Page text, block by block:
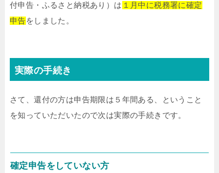
付申告・ふるさと納税あり）は １月中に税務署に確定
申告をしました。
実際の手続き
さて、還付の方は申告期限は５年間ある、ということ
を知っていただいたので次は実際の手続きです。
確定申告をしていない方